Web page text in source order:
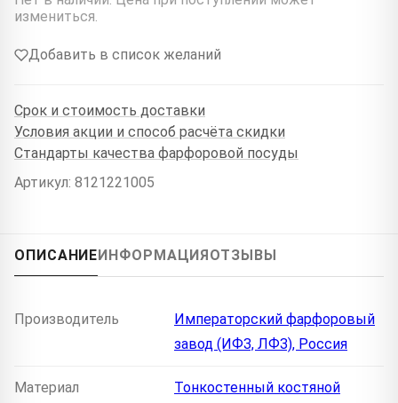
измениться.
Добавить в список желаний
Срок и стоимость доставки
Условия акции и способ расчёта скидки
Стандарты качества фарфоровой посуды
Артикул: 8121221005
ОПИСАНИЕИНФОРМАЦИЯОТЗЫВЫ
Производитель
Императорский фарфоровый
завод (ИФЗ, ЛФЗ), Россия
Материал
Тонкостенный костяной